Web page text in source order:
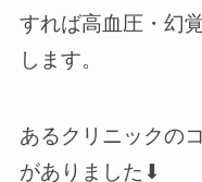
すれば高血圧・幻
します。
あるクリニックの
がありました⬇︎